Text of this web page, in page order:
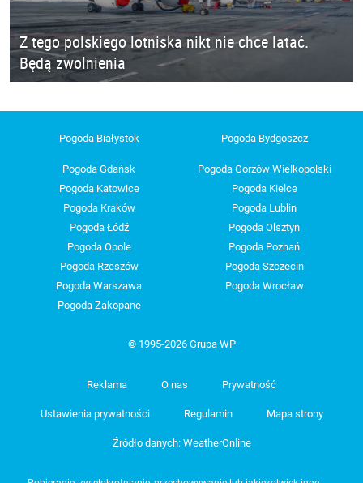
Z tego polskiego lotniska nikt nie chce latać.
Będą zwolnienia
Pogoda Białystok Pogoda Bydgoszcz
Pogoda Gdańsk
Pogoda Gorzów Wielkopolski
Pogoda Katowice
Pogoda Kielce
Pogoda Kraków
Pogoda Lublin
Pogoda Łódź
Pogoda Olsztyn
Pogoda Opole
Pogoda Poznań
Pogoda Rzeszów
Pogoda Szczecin
Pogoda Warszawa
Pogoda Wrocław
Pogoda Zakopane
© 1995-2026 Grupa WP
Reklama O nas Prywatność
Ustawienia prywatności Regulamin Mapa strony
Źródło danych: WeatherOnline